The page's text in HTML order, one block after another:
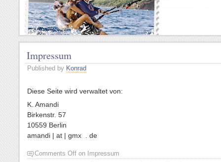
Impressum
Published by Konrad
Diese Seite wird verwaltet von:
K. Amandi
Birkenstr. 57
10559 Berlin
amandi | at | gmx . de
Comments Off on Impressum